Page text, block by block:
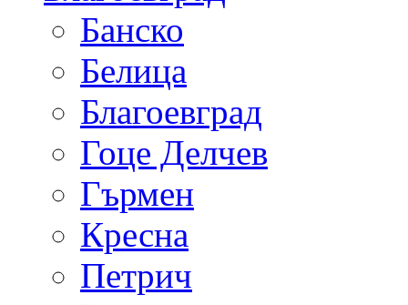
Банско
Белица
Благоевград
Гоце Делчев
Гърмен
Кресна
Петрич